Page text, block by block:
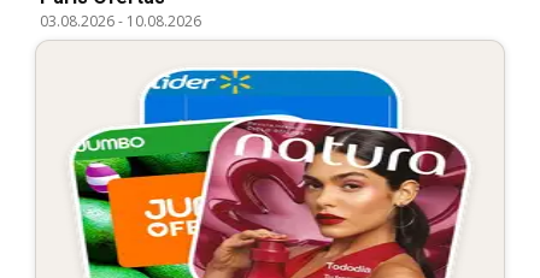
03.08.2026- 10.08.2026